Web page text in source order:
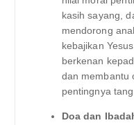
kasih sayang,
mendorong
kebajikan
berkenan
dan membantu
pentingnya
Doa dan